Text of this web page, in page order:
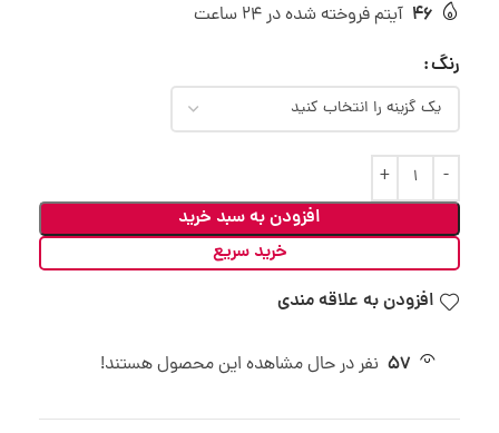
46 آیتم فروخته شده در 24 ساعت
رنگ
افزودن به سبد خرید
خرید سریع
افزودن به علاقه مندی
57 نفر در حال مشاهده این محصول هستند!